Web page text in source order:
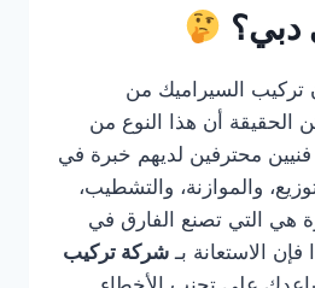
دبي؟
تركيب السيراميك من
الحقيقة أن هذا النوع من
محترفين لديهم خبرة في
والموازنة، والتشطيب،
هي التي تصنع الفارق في
فإن الاستعانة بـ شركة تركيب